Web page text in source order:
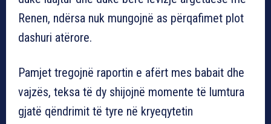
Renen, ndërsa nuk mungojnë as përqafimet plot
dashuri atërore.
Pamjet tregojnë raportin e afërt mes babait dhe
vajzës, teksa të dy shijojnë momente të lumtura
gjatë qëndrimit të tyre në kryeqytetin